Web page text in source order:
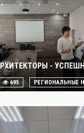
-
695 РЕГИОНАЛЬНЫЕ